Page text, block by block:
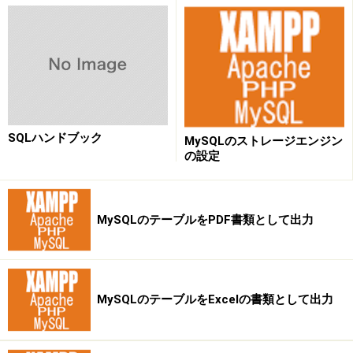
SQLハンドブック
MySQLのストレージエンジン
の設定
MySQLのテーブルをPDF書類として出力
MySQLのテーブルをExcelの書類として出力